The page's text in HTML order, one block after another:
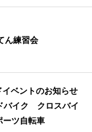
ん練習会
ベントのお知らせ
イク クロスバイ
ツ自転車